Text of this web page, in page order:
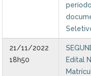
21/11/2022
18h50
Edital